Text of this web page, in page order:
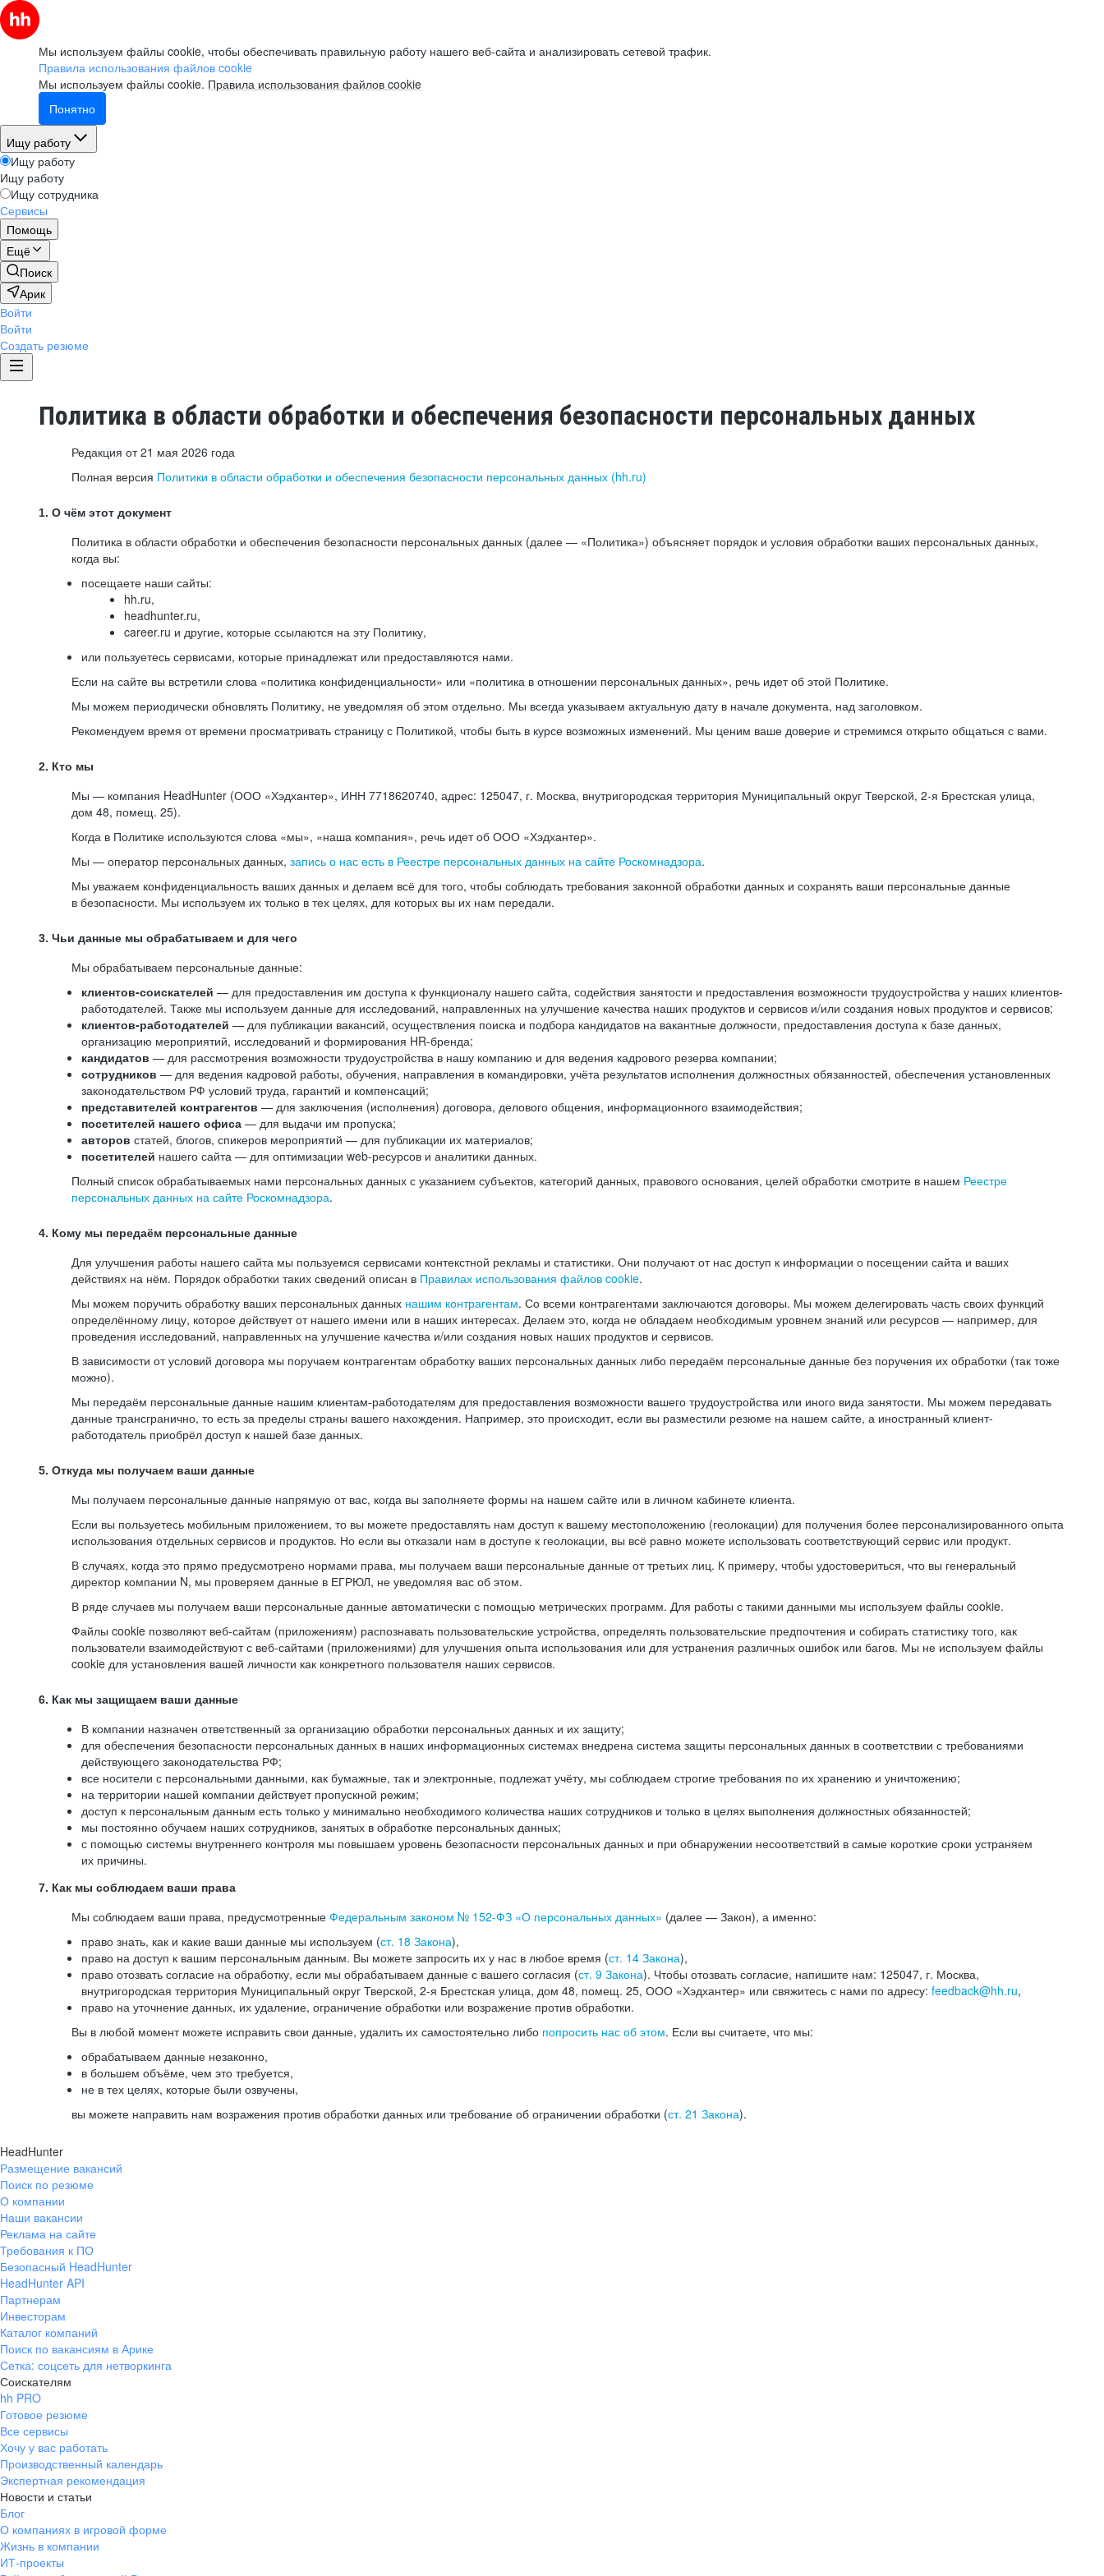
Мы используем файлы cookie, чтобы обеспечивать правильную работу нашего веб-сайта и анализировать сетевой трафик.
Правила использования файлов cookie
Мы используем файлы cookie. Правила использования файлов cookie
Понятно
Ищу работу
Ищу работу
Ищу работу
Ищу сотрудника
Сервисы
Помощь
Ещё
Поиск
Арик
Войти
Войти
Создать резюме
Политика в области обработки и обеспечения безопасности персональных данных
Редакция от 21 мая 2026 года
Полная версия Политики в области обработки и обеспечения безопасности персональных данных (hh.ru)
1. О чём этот документ
Политика в области обработки и обеспечения безопасности персональных данных (далее — «Политика») объясняет порядок и условия обработки ваших персональных данных,
когда вы:
посещаете наши сайты:
hh.ru,
headhunter.ru,
career.ru и другие, которые ссылаются на эту Политику,
или пользуетесь сервисами, которые принадлежат или предоставляются нами.
Если на сайте вы встретили слова «политика конфиденциальности» или «политика в отношении персональных данных», речь идет об этой Политике.
Мы можем периодически обновлять Политику, не уведомляя об этом отдельно. Мы всегда указываем актуальную дату в начале документа, над заголовком.
Рекомендуем время от времени просматривать страницу с Политикой, чтобы быть в курсе возможных изменений. Мы ценим ваше доверие и стремимся открыто общаться с вами.
2. Кто мы
Мы — компания HeadHunter (ООО «Хэдхантер», ИНН 7718620740, адрес: 125047, г. Москва, внутригородская территория Муниципальный округ Тверской, 2-я Брестская улица,
дом 48, помещ. 25).
Когда в Политике используются слова «мы», «наша компания», речь идет об ООО «Хэдхантер».
Мы — оператор персональных данных, запись о нас есть в Реестре персональных данных на сайте Роскомнадзора.
Мы уважаем конфиденциальность ваших данных и делаем всё для того, чтобы соблюдать требования законной обработки данных и сохранять ваши персональные данные
в безопасности. Мы используем их только в тех целях, для которых вы их нам передали.
3. Чьи данные мы обрабатываем и для чего
Мы обрабатываем персональные данные:
клиентов-соискателей — для предоставления им доступа к функционалу нашего сайта, содействия занятости и предоставления возможности трудоустройства у наших клиентов-
работодателей. Также мы используем данные для исследований, направленных на улучшение качества наших продуктов и сервисов и/или создания новых продуктов и сервисов;
клиентов-работодателей — для публикации вакансий, осуществления поиска и подбора кандидатов на вакантные должности, предоставления доступа к базе данных,
организацию мероприятий, исследований и формирования HR-бренда;
кандидатов — для рассмотрения возможности трудоустройства в нашу компанию и для ведения кадрового резерва компании;
сотрудников — для ведения кадровой работы, обучения, направления в командировки, учёта результатов исполнения должностных обязанностей, обеспечения установленных
законодательством РФ условий труда, гарантий и компенсаций;
представителей контрагентов — для заключения (исполнения) договора, делового общения, информационного взаимодействия;
посетителей нашего офиса — для выдачи им пропуска;
авторов статей, блогов, спикеров мероприятий — для публикации их материалов;
посетителей нашего сайта — для оптимизации web-ресурсов и аналитики данных.
Полный список обрабатываемых нами персональных данных с указанием субъектов, категорий данных, правового основания, целей обработки смотрите в нашем Реестре
персональных данных на сайте Роскомнадзора.
4. Кому мы передаём персональные данные
Для улучшения работы нашего сайта мы пользуемся сервисами контекстной рекламы и статистики. Они получают от нас доступ к информации о посещении сайта и ваших
действиях на нём. Порядок обработки таких сведений описан в Правилах использования файлов cookie.
Мы можем поручить обработку ваших персональных данных нашим контрагентам. Со всеми контрагентами заключаются договоры. Мы можем делегировать часть своих функций
определённому лицу, которое действует от нашего имени или в наших интересах. Делаем это, когда не обладаем необходимым уровнем знаний или ресурсов — например, для
проведения исследований, направленных на улучшение качества и/или создания новых наших продуктов и сервисов.
В зависимости от условий договора мы поручаем контрагентам обработку ваших персональных данных либо передаём персональные данные без поручения их обработки (так тоже
можно).
Мы передаём персональные данные нашим клиентам-работодателям для предоставления возможности вашего трудоустройства или иного вида занятости. Мы можем передавать
данные трансгранично, то есть за пределы страны вашего нахождения. Например, это происходит, если вы разместили резюме на нашем сайте, а иностранный клиент-
работодатель приобрёл доступ к нашей базе данных.
5. Откуда мы получаем ваши данные
Мы получаем персональные данные напрямую от вас, когда вы заполняете формы на нашем сайте или в личном кабинете клиента.
Если вы пользуетесь мобильным приложением, то вы можете предоставлять нам доступ к вашему местоположению (геолокации) для получения более персонализированного опыта
использования отдельных сервисов и продуктов. Но если вы отказали нам в доступе к геолокации, вы всё равно можете использовать соответствующий сервис или продукт.
В случаях, когда это прямо предусмотрено нормами права, мы получаем ваши персональные данные от третьих лиц. К примеру, чтобы удостовериться, что вы генеральный
директор компании N, мы проверяем данные в ЕГРЮЛ, не уведомляя вас об этом.
В ряде случаев мы получаем ваши персональные данные автоматически с помощью метрических программ. Для работы с такими данными мы используем файлы cookie.
Файлы cookie позволяют веб-сайтам (приложениям) распознавать пользовательские устройства, определять пользовательские предпочтения и собирать статистику того, как
пользователи взаимодействуют с веб-сайтами (приложениями) для улучшения опыта использования или для устранения различных ошибок или багов. Мы не используем файлы
cookie для установления вашей личности как конкретного пользователя наших сервисов.
6. Как мы защищаем ваши данные
В компании назначен ответственный за организацию обработки персональных данных и их защиту;
для обеспечения безопасности персональных данных в наших информационных системах внедрена система защиты персональных данных в соответствии с требованиями
действующего законодательства РФ;
все носители с персональными данными, как бумажные, так и электронные, подлежат учёту, мы соблюдаем строгие требования по их хранению и уничтожению;
на территории нашей компании действует пропускной режим;
доступ к персональным данным есть только у минимально необходимого количества наших сотрудников и только в целях выполнения должностных обязанностей;
мы постоянно обучаем наших сотрудников, занятых в обработке персональных данных;
с помощью системы внутреннего контроля мы повышаем уровень безопасности персональных данных и при обнаружении несоответствий в самые короткие сроки устраняем
их причины.
7. Как мы соблюдаем ваши права
Мы соблюдаем ваши права, предусмотренные Федеральным законом № 152-ФЗ «О персональных данных» (далее — Закон), а именно:
право знать, как и какие ваши данные мы используем (ст. 18 Закона),
право на доступ к вашим персональным данным. Вы можете запросить их у нас в любое время (ст. 14 Закона),
право отозвать согласие на обработку, если мы обрабатываем данные с вашего согласия (ст. 9 Закона). Чтобы отозвать согласие, напишите нам: 125047, г. Москва,
внутригородская территория Муниципальный округ Тверской, 2-я Брестская улица, дом 48, помещ. 25, ООО «Хэдхантер» или свяжитесь с нами по адресу: feedback@hh.ru,
право на уточнение данных, их удаление, ограничение обработки или возражение против обработки.
Вы в любой момент можете исправить свои данные, удалить их самостоятельно либо попросить нас об этом. Если вы считаете, что мы:
обрабатываем данные незаконно,
в большем объёме, чем это требуется,
не в тех целях, которые были озвучены,
вы можете направить нам возражения против обработки данных или требование об ограничении обработки (ст. 21 Закона).
HeadHunter
Размещение вакансий
Поиск по резюме
О компании
Наши вакансии
Реклама на сайте
Требования к ПО
Безопасный HeadHunter
HeadHunter API
Партнерам
Инвесторам
Каталог компаний
Поиск по вакансиям в Арике
Сетка: соцсеть для нетворкинга
Соискателям
hh PRO
Готовое резюме
Все сервисы
Хочу у вас работать
Производственный календарь
Экспертная рекомендация
Новости и статьи
Блог
О компаниях в игровой форме
Жизнь в компании
ИТ-проекты